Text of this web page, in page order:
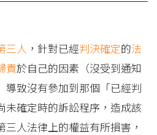
三人 ，針對已經判決確定的法
責於自己的因素（沒受到通知
導致沒有參加到那個「已經判
未確定時的訴訟程序，造成該
三人法律上的權益有所損害，